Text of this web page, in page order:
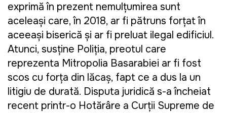
exprimă în prezent nemulțumirea sunt
aceleași care, în 2018, ar fi pătruns forțat în
aceeași biserică și ar fi preluat ilegal edificiul.
Atunci, susține Poliția, preotul care
reprezenta Mitropolia Basarabiei ar fi fost
scos cu forța din lăcaș, fapt ce a dus la un
litigiu de durată. Disputa juridică s-a încheiat
recent printr-o Hotărâre a Curții Supreme de